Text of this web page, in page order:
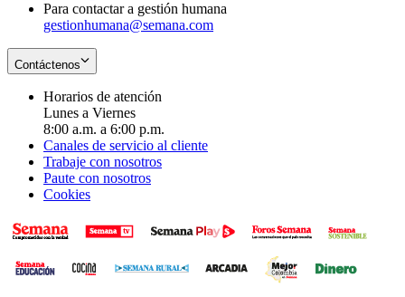
Para contactar a gestión humana
gestionhumana@semana.com
Contáctenos
Horarios de atención
Lunes a Viernes
8:00 a.m. a 6:00 p.m.
Canales de servicio al cliente
Trabaje con nosotros
Paute con nosotros
Cookies